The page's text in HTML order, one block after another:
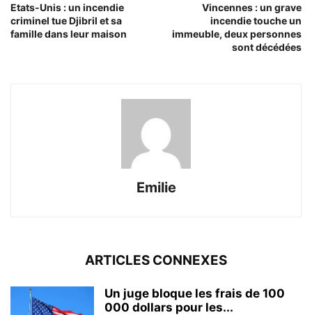
Etats-Unis : un incendie
criminel tue Djibril et sa
famille dans leur maison
Vincennes : un grave
incendie touche un
immeuble, deux personnes
sont décédées
Emilie
ARTICLES CONNEXES
Un juge bloque les frais de 100
000 dollars pour les...